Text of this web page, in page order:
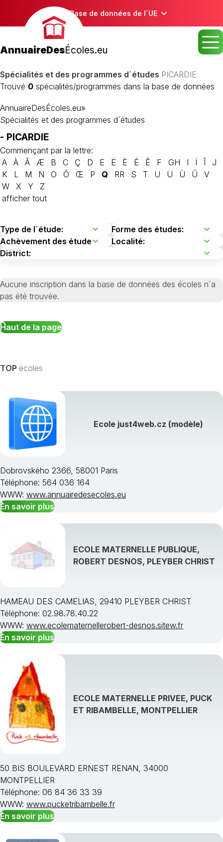
Base de données de l´UE
AnnuaireDesÉcoles.eu
Spécialités et des programmes d´études PICARDIE
Trouvé 0 spécialités/programmes dans la base de données
AnnuaireDesÉcoles.eu»
Spécialités et des programmes d´études
- PICARDIE
Commençant par la lettre:
A
À Â Æ B C Ç D E Ë È É Ê F GH I Ï Î
J
K
L M N O Ô Œ P Q RR S T U Ü Ù Û
V
W
X Y
Z
afficher tout
Aucune inscription dans la base de données des écoles n´a
pas été trouvée.
Haut de la page
TOP écoles
Ecole just4web.cz (modèle)
Dobrovského 2366, 58001 Paris
Téléphone: 564 036 164
WWW: www.annuairedesecoles.eu
En savoir plus
ECOLE MATERNELLE PUBLIQUE,
ROBERT DESNOS, PLEYBER CHRIST
HAMEAU DES CAMELIAS, 29410 PLEYBER CHRIST
Téléphone: 02.98.78.40.22
WWW: www.ecolematernellerobert-desnos.sitew.fr
En savoir plus
ECOLE MATERNELLE PRIVEE, PUCK
ET RIBAMBELLE, MONTPELLIER
50 BIS BOULEVARD ERNEST RENAN, 34000
MONTPELLIER
Téléphone: 06 84 36 33 39
WWW: www.pucketribambelle.fr
En savoir plus